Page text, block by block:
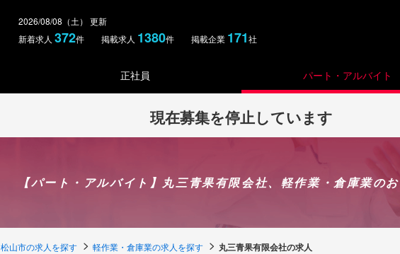
2026/08/08（土） 更新
新着求人 372件 掲載求人 1380件 掲載企業 171社
正社員 パート・アルバイト
現在募集を停止しています
【パート・アルバイト】丸三青果有限会社、軽作業・倉庫業の
松山市の求人を探す 軽作業・倉庫業の求人を探す 丸三青果有限会社の求人